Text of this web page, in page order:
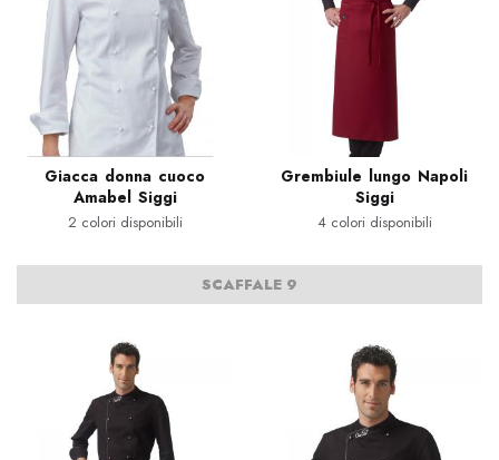
Giacca donna cuoco
Amabel Siggi
2 colori disponibili
Grembiule lungo Napoli
Siggi
4 colori disponibili
SCAFFALE 9